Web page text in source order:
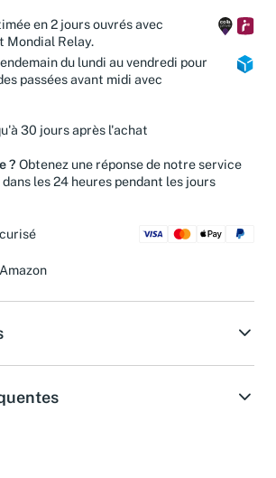
en 2 jours ouvrés avec
Mondial Relay.
du lundi au vendredi pour
passées avant midi avec
30 jours après l'achat
? Obtenez une réponse de notre service
les 24 heures pendant les jours